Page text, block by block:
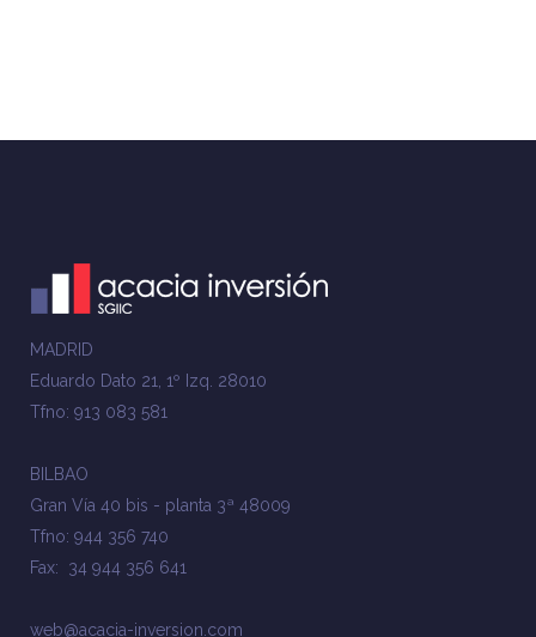
MADRID
Eduardo Dato 21, 1º Izq. 28010
Tfno: 913 083 581
BILBAO
Gran Vía 40 bis - planta 3ª 48009
Tfno: 944 356 740
Fax: 34 944 356 641
web@acacia-inversion.com